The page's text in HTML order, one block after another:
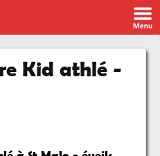
Kid athlé -